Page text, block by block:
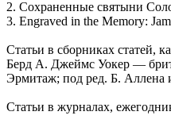
2. Сохраненные святыни
3. Engraved in the Memory:
Статьи в сборниках статей,
Берд А. Джеймс Уокер —
Эрмитаж; под ред. Б. Аллена
Статьи в журналах,